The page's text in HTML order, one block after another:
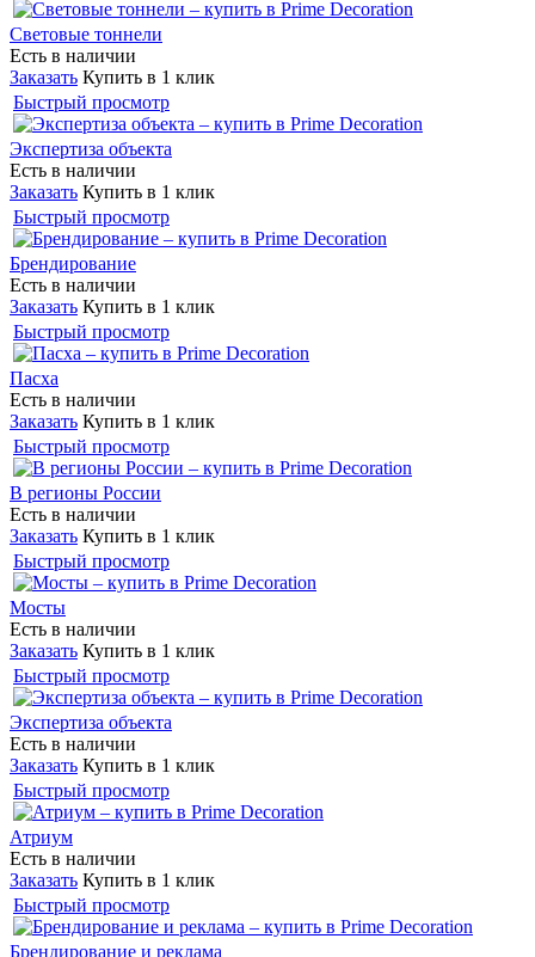
Световые тоннели
Есть в наличии
Заказать Купить в 1 клик
Быстрый просмотр
Экспертиза объекта
Есть в наличии
Заказать Купить в 1 клик
Быстрый просмотр
Брендирование
Есть в наличии
Заказать Купить в 1 клик
Быстрый просмотр
Пасха
Есть в наличии
Заказать Купить в 1 клик
Быстрый просмотр
В регионы России
Есть в наличии
Заказать Купить в 1 клик
Быстрый просмотр
Мосты
Есть в наличии
Заказать Купить в 1 клик
Быстрый просмотр
Экспертиза объекта
Есть в наличии
Заказать Купить в 1 клик
Быстрый просмотр
Атриум
Есть в наличии
Заказать Купить в 1 клик
Быстрый просмотр
Брендирование и реклама